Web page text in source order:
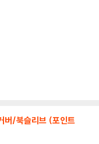
버/북슬리브 (포인트